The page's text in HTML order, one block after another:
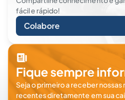
fácil e rápido!
Colabore
Fique sempre
Seja o primeiro a receber nossas
recentes diretamente em sua